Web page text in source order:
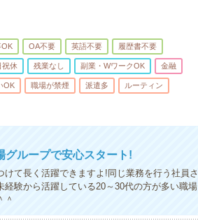
OK OA不要 英語不要 履歴書不要
祝休 残業なし 副業・WワークOK 金融
OK 職場が禁煙 派遣多 ルーティン
グループで安心スタート!
て長く活躍できますよ!同じ業務を行う社員さ
験から活躍している20～30代の方が多い職場
＾